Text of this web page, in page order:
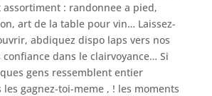
: randonnee a pied,
art de la table pour vin… Laissez-
abdiquez dispo laps vers nos
confiance dans le clairvoyance… Si
gens ressemblent entier
les gagnez-toi-meme , ! les moments